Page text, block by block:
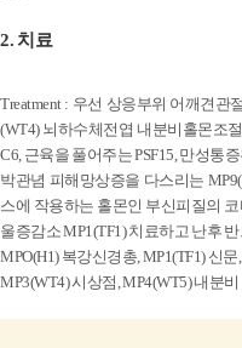
2. 치료
Treatment : 우선 상응부위 어깨견관
(WT4) 뇌하수체전엽 내분비홀몬조
C6, 근육을 풀어주는 PSF15, 만성통
박관념 피해망상증을 다스리는
스에 작용하는 홀몬인 부신피질의
울증감소 MP1(TF1) 치료하고 난후
MPO(H1) 복강신경총, MP1(TF1) 신문
MP3(WT4) 시상점, MP4(WT5) 내분